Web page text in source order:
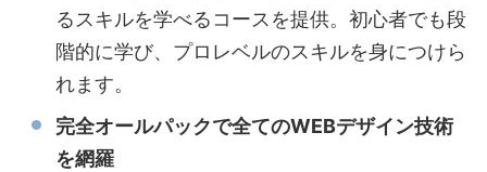
るスキルを学べるコースを提供。初心者でも段
階的に学び、プロレベルのスキルを身につけら
れます。
完全オールパックで全てのWEBデザイン技術
を網羅